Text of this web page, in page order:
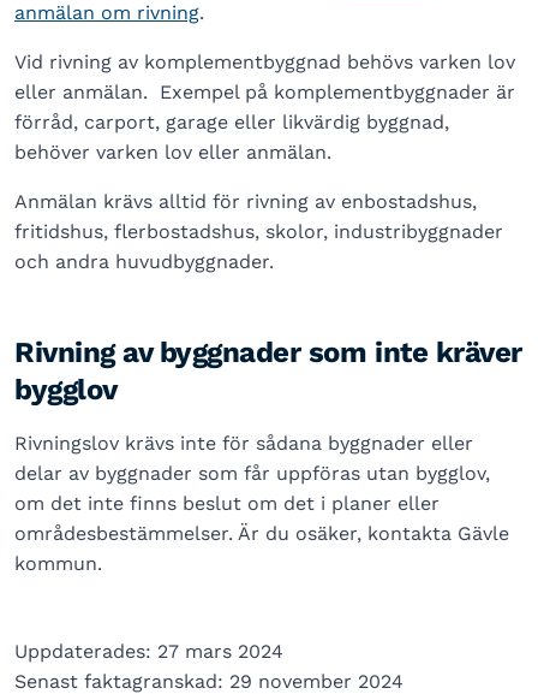
anmälan om rivning.
Vid rivning av komplementbyggnad behövs varken lov
eller anmälan. Exempel på komplementbyggnader är
förråd, carport, garage eller likvärdig byggnad,
behöver varken lov eller anmälan.
Anmälan krävs alltid för rivning av enbostadshus,
fritidshus, flerbostadshus, skolor, industribyggnader
och andra huvudbyggnader.
Rivning av byggnader som inte kräver
bygglov
Rivningslov krävs inte för sådana byggnader eller
delar av byggnader som får uppföras utan bygglov,
om det inte finns beslut om det i planer eller
områdesbestämmelser. Är du osäker, kontakta Gävle
kommun.
Uppdaterades: 27 mars 2024
Senast faktagranskad: 29 november 2024